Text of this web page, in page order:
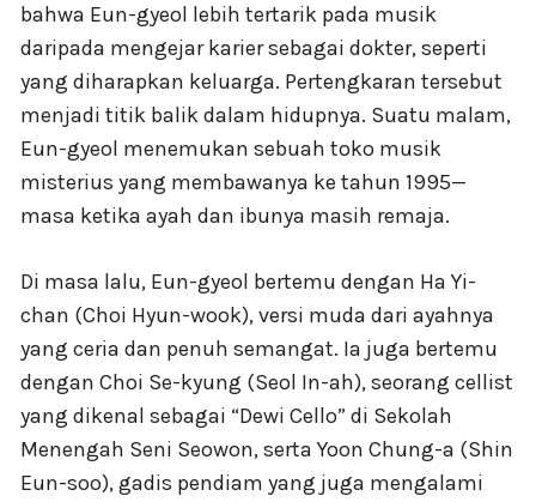
bahwa Eun-gyeol lebih tertarik pada musik
daripada mengejar karier sebagai dokter, seperti
yang diharapkan keluarga. Pertengkaran tersebut
menjadi titik balik dalam hidupnya. Suatu malam,
Eun-gyeol menemukan sebuah toko musik
misterius yang membawanya ke tahun 1995—
masa ketika ayah dan ibunya masih remaja.
Di masa lalu, Eun-gyeol bertemu dengan Ha Yi-
chan (Choi Hyun-wook), versi muda dari ayahnya
yang ceria dan penuh semangat. Ia juga bertemu
dengan Choi Se-kyung (Seol In-ah), seorang cellist
yang dikenal sebagai “Dewi Cello” di Sekolah
Menengah Seni Seowon, serta Yoon Chung-a (Shin
Eun-soo), gadis pendiam yang juga mengalami